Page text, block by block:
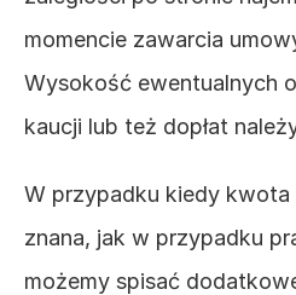
momencie zawarcia
Wysokość ewentualnych
kaucji lub też dopłat
W przypadku kiedy kwota
znana, jak w przypadku
możemy spisać